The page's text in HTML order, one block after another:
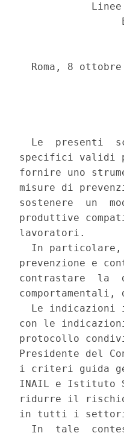
Roma, 8
Le  presenti
specifici
fornire uno
misure di
sostenere  un
produttive
lavoratori.
In
prevenzione e
contrastare  la
Le indicazioni
con le
protocollo
Presidente del
i criteri guida
INAIL e Istituto
ridurre il
in tutti i settori
In  tale